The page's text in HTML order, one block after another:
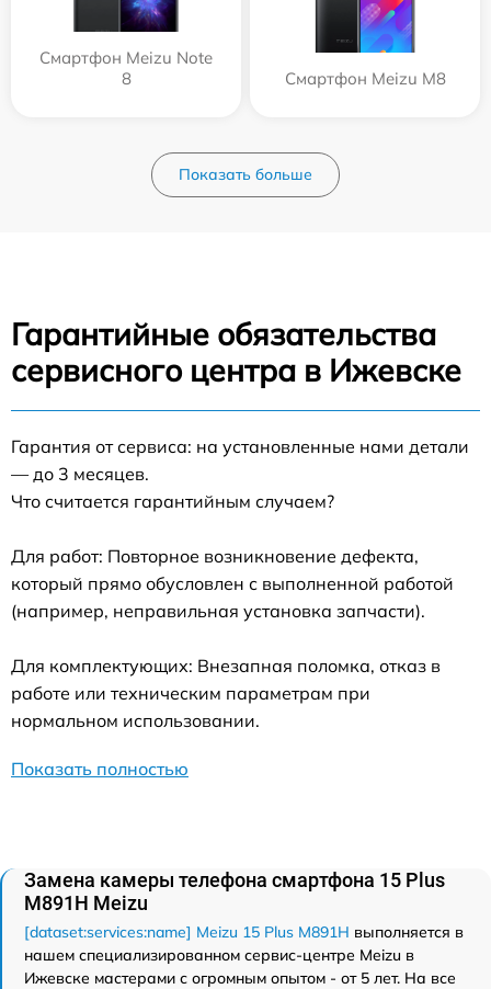
Смартфон Meizu Note
8
Смартфон Meizu M8
Показать больше
Гарантийные обязательства
сервисного центра в Ижевске
Гарантия от сервиса: на установленные нами детали
— до 3 месяцев.
Что считается гарантийным случаем?
Для работ: Повторное возникновение дефекта,
который прямо обусловлен с выполненной работой
(например, неправильная установка запчасти).
Для комплектующих: Внезапная поломка, отказ в
работе или техническим параметрам при
нормальном использовании.
Показать полностью
Замена камеры телефона смартфона 15 Plus
M891H Meizu
[dataset:services:name] Meizu 15 Plus M891H выполняется в
нашем специализированном сервис-центре Meizu в
Ижевске мастерами с огромным опытом - от 5 лет. На все